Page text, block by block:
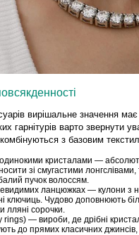
вирішальне значення
гарнітурів варто звернути
з базовим
кристалами —
зі смугастими
пучок волоссям.
ланцюжках — кулони з
ключиць. Чудово доповнюють
лляні сорочки.
rings) — вироби, де дрібні
до прямих класичних джинсів,